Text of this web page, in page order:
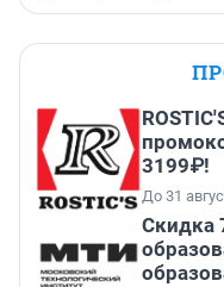
3199₽!
До 31
Скидка